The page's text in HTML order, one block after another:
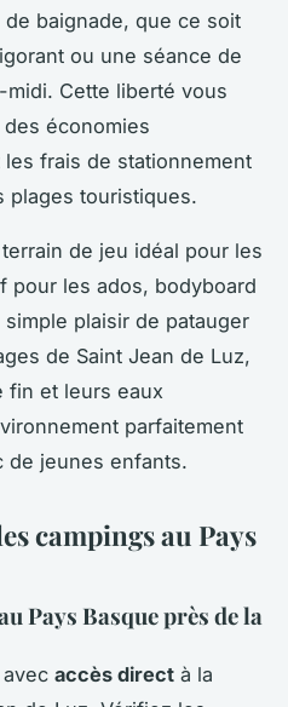
baignade, que ce soit
ou une séance de
Cette liberté vous
économies
frais de stationnement
plages touristiques.
de jeu idéal pour les
pour les ados, bodyboard
plaisir de patauger
de Saint Jean de Luz,
fin et leurs eaux
parfaitement
de jeunes enfants.
campings au Pays
Pays Basque près de la
accès direct à la